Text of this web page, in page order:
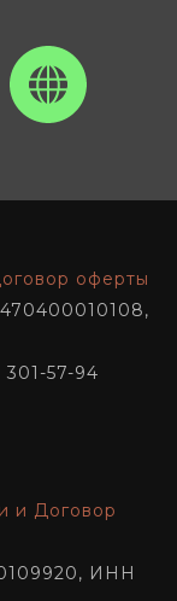
оферты
57-94
и Договор
ИНН